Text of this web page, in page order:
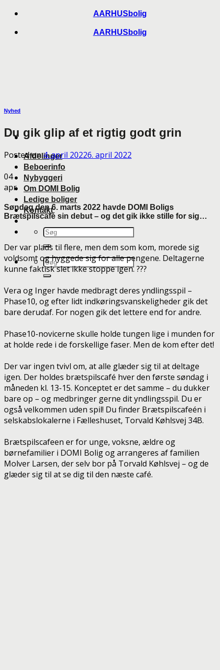
Skip
content
AARHUSbolig
AARHUSbolig
Afdelinger
Beboerinfo
Nybyggeri
Om DOMI Bolig
Ledige boliger
Kontakt
Nyhed
Du gik glip af et rigtig godt grin
Posted on4. april 20226. april 2022
04
apr
Søndag den 6. marts 2022 havde DOMI Boligs
Brætspilscafé sin debut – og det gik ikke stille for sig…
Der var plads til flere, men dem som kom, morede sig
voldsomt og hyggede sig for alle pengene. Deltagerne
kunne faktisk slet ikke stoppe igen. ???
Vera og Inger havde medbragt deres yndlingsspil –
Phase10, og efter lidt indkøringsvanskeligheder gik det
bare derudaf. For nogen gik det lettere end for andre.
Phase10-novicerne skulle holde tungen lige i munden for
at holde rede i de forskellige faser. Men de kom efter det!
Der var ingen tvivl om, at alle glæder sig til at deltage
igen. Der holdes brætspilscafé hver den første søndag i
måneden kl. 13-15. Konceptet er det samme – du dukker
bare op – og medbringer gerne dit yndlingsspil. Du er
også velkommen uden spil! Du finder Brætspilscafeén i
selskabslokalerne i Fælleshuset, Torvald Køhlsvej 34B.
Brætspilscafeen er for unge, voksne, ældre og
børnefamilier i DOMI Bolig og arrangeres af familien
Molver Larsen, der selv bor på Torvald Køhlsvej – og de
glæder sig til at se dig til den næste café.